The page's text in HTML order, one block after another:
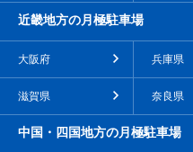
近畿地方の月極駐車場
大阪府 兵庫県
滋賀県 奈良県
中国・四国地方の月極駐車場